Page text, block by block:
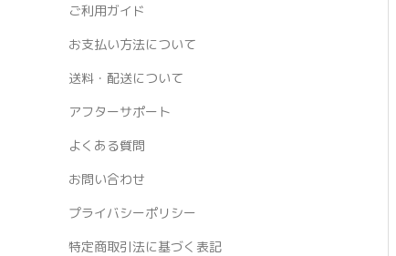
ご利用ガイド
お支払い方法について
送料・配送について
アフターサポート
よくある質問
お問い合わせ
プライバシーポリシー
特定商取引法に基づく表記